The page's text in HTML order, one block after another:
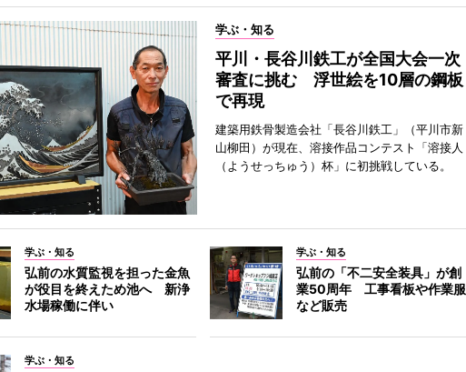
学ぶ・知る
平川・長谷川鉄工が全国大会一次
審査に挑む 浮世絵を10層の鋼板
で再現
建築用鉄骨製造会社「長谷川鉄工」（平川市新
山柳田）が現在、溶接作品コンテスト「溶接人
（ようせっちゅう）杯」に初挑戦している。
学ぶ・知る
弘前の水質監視を担った金魚
が役目を終えため池へ 新浄
水場稼働に伴い
学ぶ・知る
弘前の「不二安全装具」が創
業50周年 工事看板や作業服
など販売
学ぶ・知る